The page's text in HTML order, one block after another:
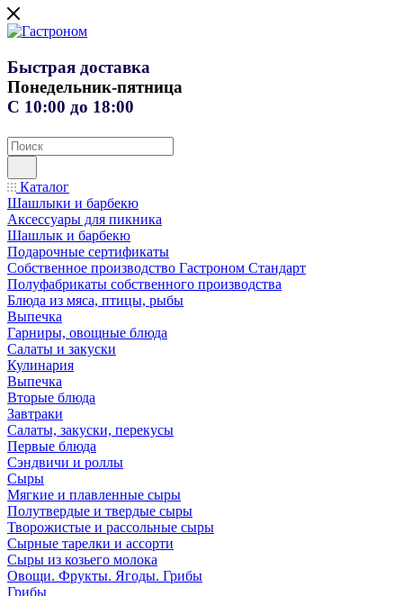
Быстрая доставка
Понедельник-пятница
С 10:00 до 18:00
Каталог
Шашлыки и барбекю
Аксессуары для пикника
Шашлык и барбекю
Подарочные сертификаты
Собственное производство Гастроном Стандарт
Полуфабрикаты собственного производства
Блюда из мяса, птицы, рыбы
Выпечка
Гарниры, овощные блюда
Салаты и закуски
Кулинария
Выпечка
Вторые блюда
Завтраки
Салаты, закуски, перекусы
Первые блюда
Сэндвичи и роллы
Сыры
Мягкие и плавленные сыры
Полутвердые и твердые сыры
Творожистые и рассольные сыры
Сырные тарелки и ассорти
Сыры из козьего молока
Овощи. Фрукты. Ягоды. Грибы
Грибы